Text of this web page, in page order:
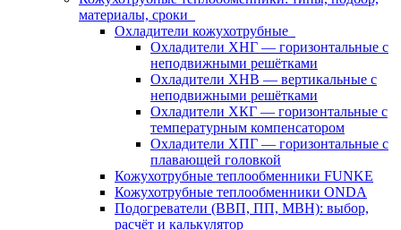
материалы, сроки
Охладители кожухотрубные
Охладители ХНГ — горизонтальные с
неподвижными решётками
Охладители ХНВ — вертикальные с
неподвижными решётками
Охладители ХКГ — горизонтальные с
температурным компенсатором
Охладители ХПГ — горизонтальные с
плавающей головкой
Кожухотрубные теплообменники FUNKE
Кожухотрубные теплообменники ONDA
Подогреватели (ВВП, ПП, МВН): выбор,
расчёт и калькулятор